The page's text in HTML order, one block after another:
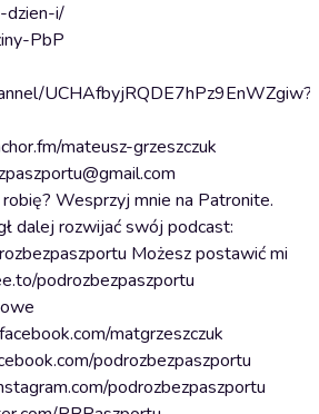
dzien-i/
PbP
UCHAfbyjRQDE7hPz9EnWZgiw?
mateusz-grzeszczuk
Wesprzyj mnie na Patronite.
dalej rozwijać swój podcast:
Możesz postawić mi
podrozbezpaszportu
matgrzeszczuk
podrozbezpaszportu
podrozbezpaszportu